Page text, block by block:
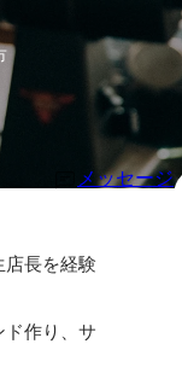
メッセージ
長を経験
作り、サ